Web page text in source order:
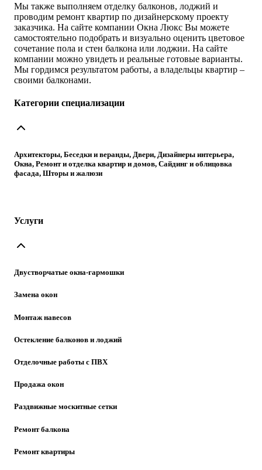
Мы также выполняем отделку балконов, лоджий и
проводим ремонт квартир по дизайнерскому проекту
заказчика. На сайте компании Окна Люкс Вы можете
самостоятельно подобрать и визуально оценить цветовое
сочетание пола и стен балкона или лоджии. На сайте
компании можно увидеть и реальные готовые варианты.
Мы гордимся результатом работы, а владельцы квартир –
своими балконами.
Категории специализации
Архитекторы, Беседки и веранды, Двери, Дизайнеры интерьера,
Окна, Ремонт и отделка квартир и домов, Сайдинг и облицовка
фасада, Шторы и жалюзи
Услуги
Двустворчатые окна-гармошки
Замена окон
Монтаж навесов
Остекление балконов и лоджий
Отделочные работы с ПВХ
Продажа окон
Раздвижные москитные сетки
Ремонт балкона
Ремонт квартиры